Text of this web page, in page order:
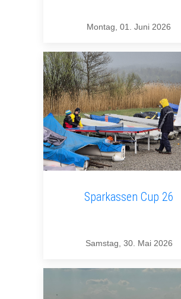
Montag, 01. Juni 2026
Sparkassen Cup 26
Samstag, 30. Mai 2026